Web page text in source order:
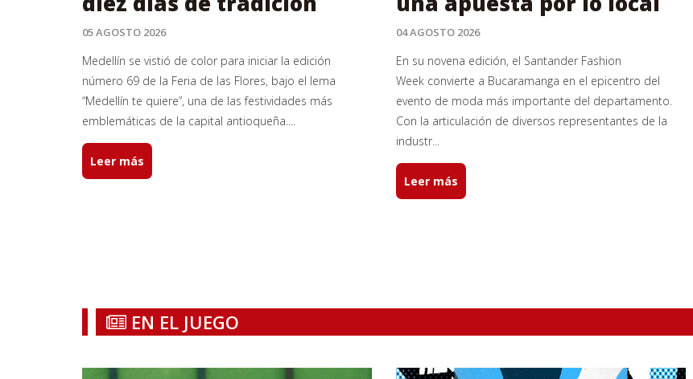
05 AGOSTO 2026
Medellín se vistió de color para iniciar la edición
número 69 de la Feria de las Flores, bajo el lema
“Medellín te quiere”, una de las festividades más
emblemáticas de la capital antioqueña....
Leer más
04 AGOSTO 2026
En su novena edición, el Santander Fashion
Week convierte a Bucaramanga en el epicentro del
evento de moda más importante del departamento.
Con la articulación de diversos representantes de la
industr...
Leer más
EN EL JUEGO